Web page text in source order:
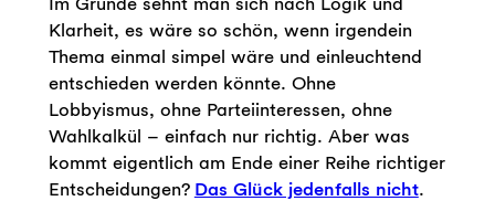
Klarheit, es wäre so schön, wenn irgendein
Thema einmal simpel wäre und einleuchtend
entschieden werden könnte. Ohne
Lobbyismus, ohne Parteiinteressen, ohne
Wahlkalkül – einfach nur richtig. Aber was
kommt eigentlich am Ende einer Reihe richtiger
Entscheidungen? Das Glück jedenfalls nicht.